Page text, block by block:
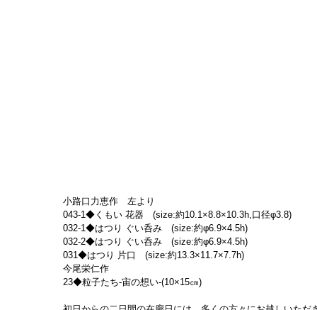
小路口力恵作　左より
043-1◆くもい 花器　(size:約10.1×8.8×10.3h,口径φ3.8)
032-1◆はつり ぐい呑み　(size:約φ6.9×4.5h)
032-2◆はつり ぐい呑み　(size:約φ6.9×4.5h)
031◆はつり 片口　(size:約13.3×11.7×7.7h)
今尾栄仁作
23◆粒子たち-宙の想い-(10×15㎝)